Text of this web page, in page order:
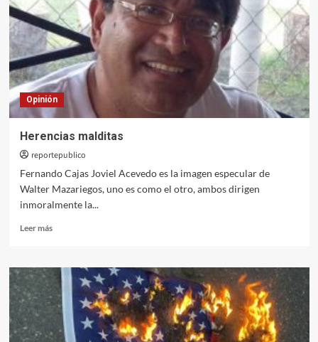
artificial
Opinión
Herencias malditas
reportepublico
Fernando Cajas Joviel Acevedo es la imagen especular de
Walter Mazariegos, uno es como el otro, ambos dirigen
inmoralmente la...
Leer másLeer
Herencias
malditas